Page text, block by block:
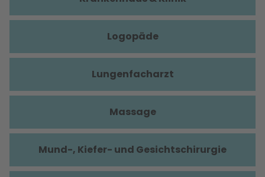
Logopäde
Lungenfacharzt
Massage
Mund-, Kiefer- und Gesichtschirurgie